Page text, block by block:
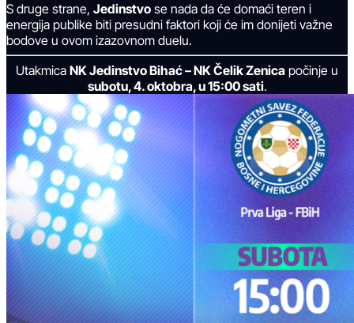
S druge strane, Jedinstvo se nada da će domaći teren i
energija publike biti presudni faktori koji će im donijeti važne
bodove u ovom izazovnom duelu.
Utakmica NK Jedinstvo Bihać – NK Čelik Zenica počinje u
subotu, 4. oktobra, u 15:00 sati.